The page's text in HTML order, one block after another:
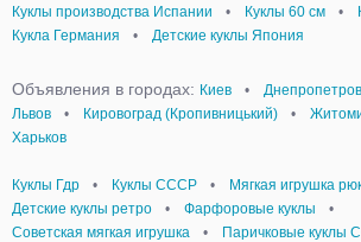
Куклы производства Испании
• Куклы 60 см •
Кукла Германия
• Детские куклы Япония
Объявления в городах: Киев •
Львов
• Кировоград (Кропивницький) •
Харьков
Куклы Гдр • Куклы СССР • Мягкая игрушка
Детские куклы ретро
• Фарфоровые куклы
•
Советская мягкая игрушка
• Паричковые куклы